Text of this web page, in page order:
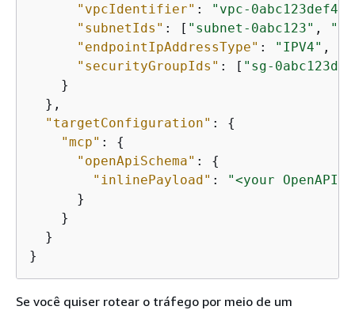
"vpcIdentifier" :
"vpc-
"subnetIds" : [ "subnet-0abc123" ,
"endpointIpAddressType" : "IPV4" ,
"securityGroupIds" : [ "sg-
    }
  },
"targetConfiguration" : {
"mcp" : {
"openApiSchema" : {
"inlinePayload" :
"<your
      }
    }
  }
}
Se você quiser rotear o tráfego por meio de um